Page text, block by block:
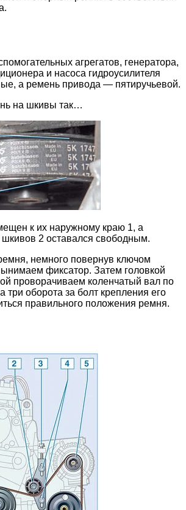
агрегатов, генератора,
и насоса гидроусилителя
а ремень привода — пятиручьевой.
на шкивы так…
к их наружному краю 1, а
шкивов 2 оставался свободным.
немного повернув ключом
фиксатор. Затем головкой
проворачиваем коленчатый вал по
три оборота за болт крепления его
правильного положения ремня.